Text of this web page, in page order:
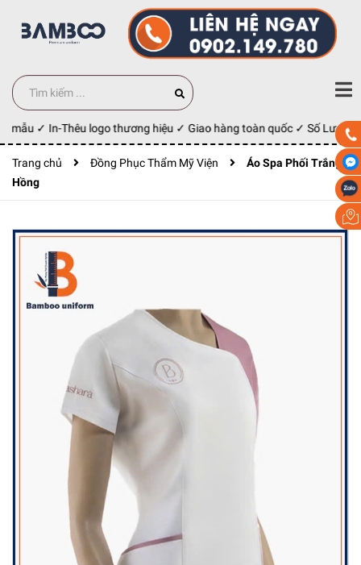
✓ In-Thêu logo thương hiệu ✓ Giao hàng toàn quốc ✓ Số Lượng
Trang chủ Đồng Phục Thẩm Mỹ Viện
Áo Spa Phối Trắng
Hồng